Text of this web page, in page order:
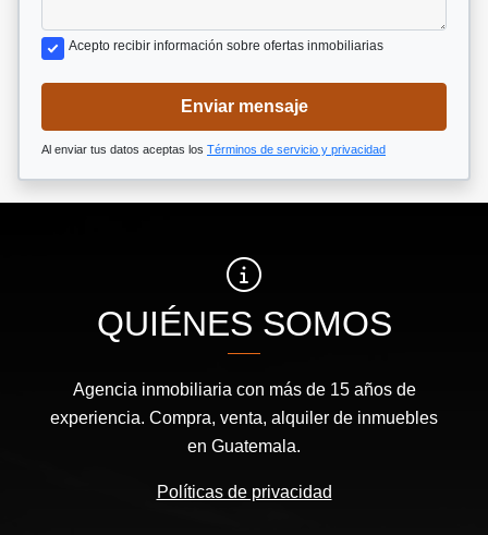
Acepto recibir información sobre ofertas inmobiliarias
Enviar mensaje
Al enviar tus datos aceptas los Términos de servicio y privacidad
QUIÉNES SOMOS
Agencia inmobiliaria con más de 15 años de
experiencia. Compra, venta, alquiler de inmuebles
en Guatemala.
Políticas de privacidad